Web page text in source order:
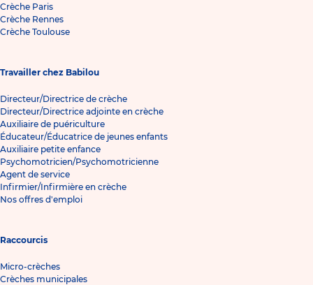
Crèche Paris
Crèche Rennes
Crèche Toulouse
Travailler chez Babilou
Directeur/Directrice de crèche
Directeur/Directrice adjointe en crèche
Auxiliaire de puériculture
Éducateur/Éducatrice de jeunes enfants
Auxiliaire petite enfance
Psychomotricien/Psychomotricienne
Agent de service
Infirmier/Infirmière en crèche
Nos offres d'emploi
Raccourcis
Micro-crèches
Crèches municipales